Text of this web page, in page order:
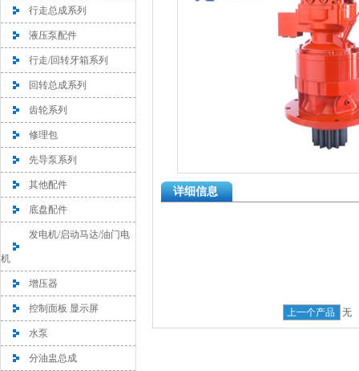
行走总成系列
液压泵配件
行走/回转牙箱系列
回转总成系列
齿轮系列
修理包
先导泵系列
其他配件
底盘配件
发电机/启动马达/油门电
机
增压器
控制面板 显示屏
水泵
分油盅总成
详细信息
上一个产品 无